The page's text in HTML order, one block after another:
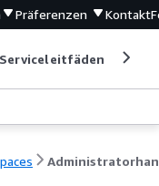
Präferenzen Kontakt
Serviceleitfäden